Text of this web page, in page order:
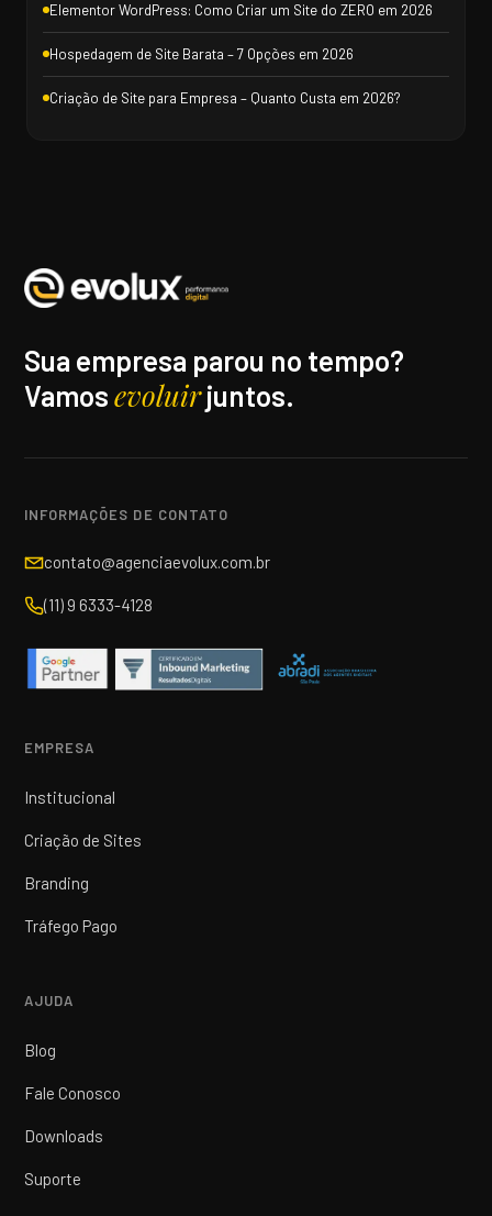
Elementor WordPress: Como Criar um Site do ZERO em 2026
Hospedagem de Site Barata – 7 Opções em 2026
Criação de Site para Empresa – Quanto Custa em 2026?
Sua empresa parou no tempo?
Vamosevoluirjuntos.
INFORMAÇÕES DE CONTATO
contato@agenciaevolux.com.br
(11) 9 6333-4128
EMPRESA
Institucional
Criação de Sites
Branding
Tráfego Pago
AJUDA
Blog
Fale Conosco
Downloads
Suporte